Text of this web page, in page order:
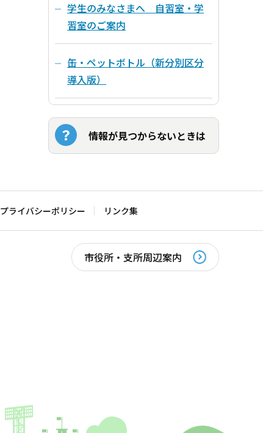
学生のみなさまへ 自習室・学
習室のご案内
缶・ペットボトル（新分別区分
導入版）
情報が見つからないときは
プライバシーポリシー リンク集
市役所・支所周辺案内